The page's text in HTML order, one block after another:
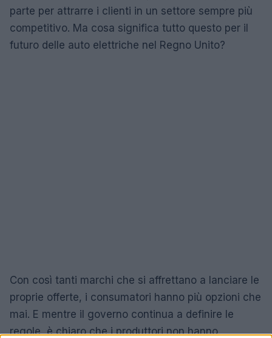
parte per attrarre i clienti in un settore sempre più
competitivo. Ma cosa significa tutto questo per il
futuro delle auto elettriche nel Regno Unito?
Con così tanti marchi che si affrettano a lanciare le
proprie offerte, i consumatori hanno più opzioni che
mai. E mentre il governo continua a definire le
regole, è chiaro che i produttori non hanno